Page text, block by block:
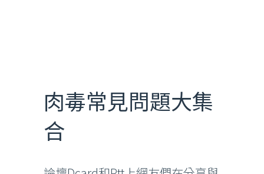
肉毒常見問題大集
合